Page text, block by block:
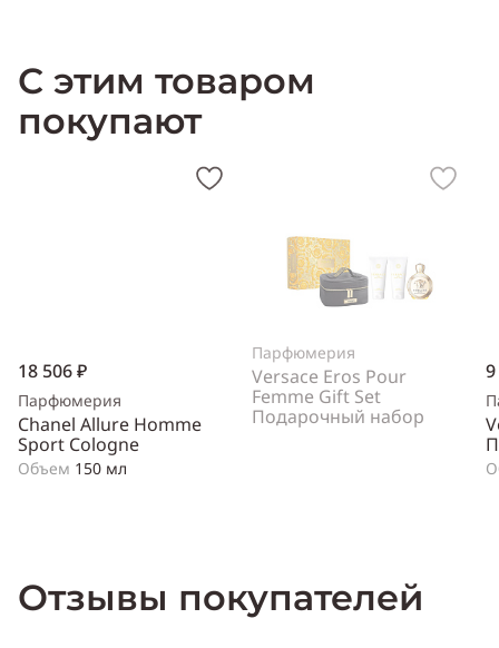
С этим товаром
покупают
18 506 ₽
Парфюмерия
Chanel Allure Homme
Sport Cologne
Объем 150 мл
Парфюмерия
Versace Eros Pour
Femme Gift Set
Подарочный набор
Отзывы покупателей